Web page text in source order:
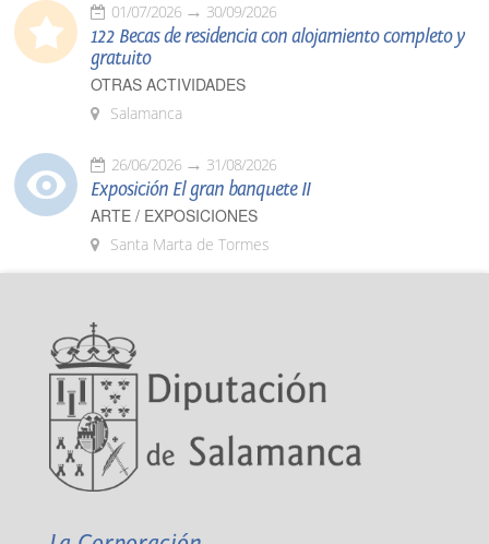
01/07/2026 30/09/2026
122 Becas de residencia con alojamiento completo y
gratuito
OTRAS ACTIVIDADES
Salamanca
26/06/2026 31/08/2026
Exposición El gran banquete II
ARTE / EXPOSICIONES
Santa Marta de Tormes